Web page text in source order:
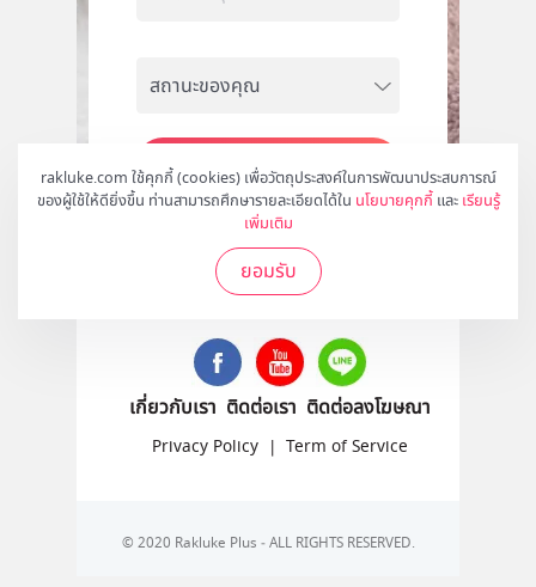
rakluke.com ใช้คุกกี้ (cookies) เพื่อวัตถุประสงค์ในการพัฒนาประสบการณ์
ของผู้ใช้ให้ดียิ่งขึ้น ท่านสามารถศึกษารายละเอียดได้ใน นโยบายคุกกี้ และ เรียนรู้
เพิ่มเติม
ยอมรับ
สมัคร
ติดตามเราได้ที่
เกี่ยวกับเรา ติดต่อเรา ติดต่อลงโฆษณา
Privacy Policy | Term of Service
© 2020 Rakluke Plus - ALL RIGHTS RESERVED.